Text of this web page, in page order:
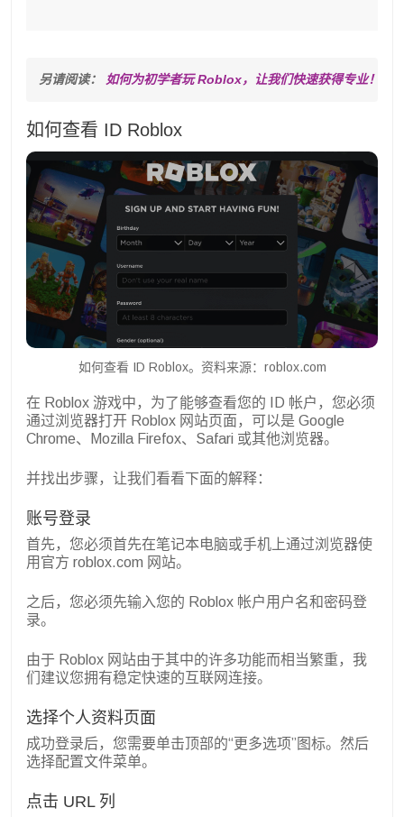
另请阅读： 如何为初学者玩 Roblox，让我们快速获得专业！
如何查看 ID Roblox
如何查看 ID Roblox。资料来源：roblox.com
在 Roblox 游戏中，为了能够查看您的 ID 帐户，您必须
通过浏览器打开 Roblox 网站页面，可以是 Google
Chrome、Mozilla Firefox、Safari 或其他浏览器。
并找出步骤，让我们看看下面的解释：
账号登录
首先，您必须首先在笔记本电脑或手机上通过浏览器使
用官方 roblox.com 网站。
之后，您必须先输入您的 Roblox 帐户用户名和密码登
录。
由于 Roblox 网站由于其中的许多功能而相当繁重，我
们建议您拥有稳定快速的互联网连接。
选择个人资料页面
成功登录后，您需要单击顶部的“更多选项”图标。然后
选择配置文件菜单。
点击 URL 列